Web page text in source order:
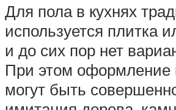
Для пола в кухнях
используется плитка
и до сих пор нет
При этом оформление
могут быть